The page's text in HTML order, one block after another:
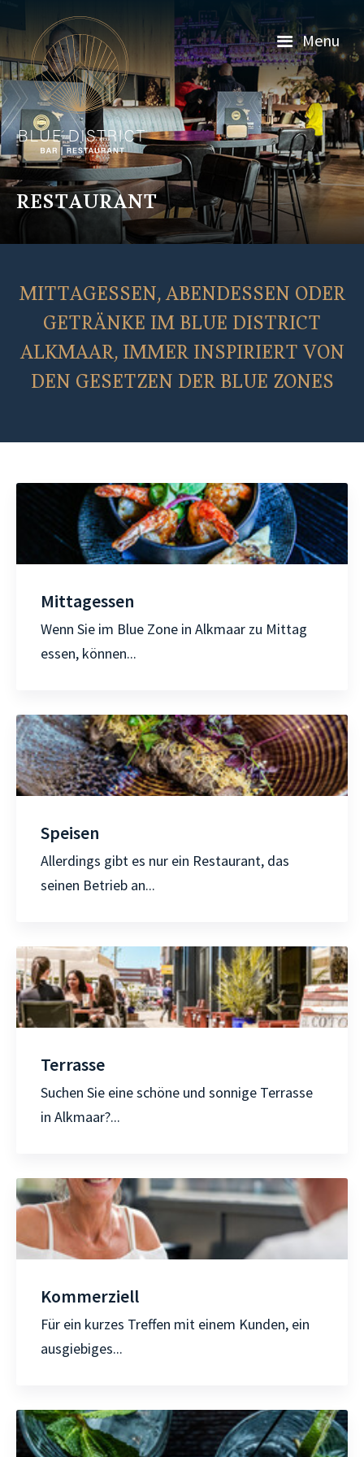
Menu
RESTAURANT
MITTAGESSEN, ABENDESSEN ODER
GETRÄNKE IM BLUE DISTRICT
ALKMAAR, IMMER INSPIRIERT VON
DEN GESETZEN DER BLUE ZONES
Mittagessen
Wenn Sie im Blue Zone in Alkmaar zu Mittag
essen, können...
Speisen
Allerdings gibt es nur ein Restaurant, das
seinen Betrieb an...
Terrasse
Suchen Sie eine schöne und sonnige Terrasse
in Alkmaar?...
Kommerziell
Für ein kurzes Treffen mit einem Kunden, ein
ausgiebiges...